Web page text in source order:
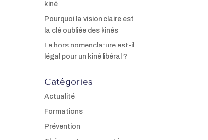
kiné
Pourquoi la vision claire est
la clé oubliée des kinés
Le hors nomenclature est-il
légal pour un kiné libéral ?
Catégories
Actualité
Formations
Prévention